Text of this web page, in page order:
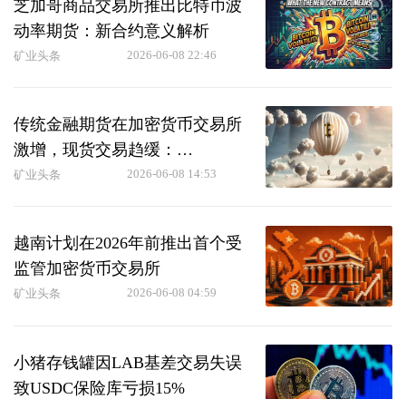
芝加哥商品交易所推出比特币波
动率期货：新合约意义解析
矿业头条 2026-06-08 22:46
传统金融期货在加密货币交易所
激增，现货交易趋缓：
CryptoQuant
矿业头条 2026-06-08 14:53
越南计划在2026年前推出首个受
监管加密货币交易所
矿业头条 2026-06-08 04:59
小猪存钱罐因LAB基差交易失误
致USDC保险库亏损15%